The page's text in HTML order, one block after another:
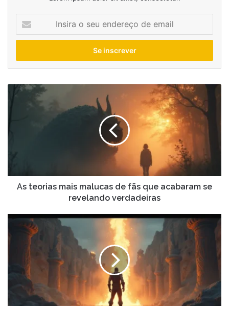
seu
de
se
revelando
As teorias mais malucas de fãs que acabaram se
revelando verdadeiras
O
legado
de